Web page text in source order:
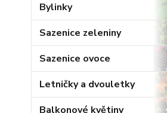
Bylinky
Sazenice zeleniny
Sazenice ovoce
Letničky a dvouletky
Balkonové květiny